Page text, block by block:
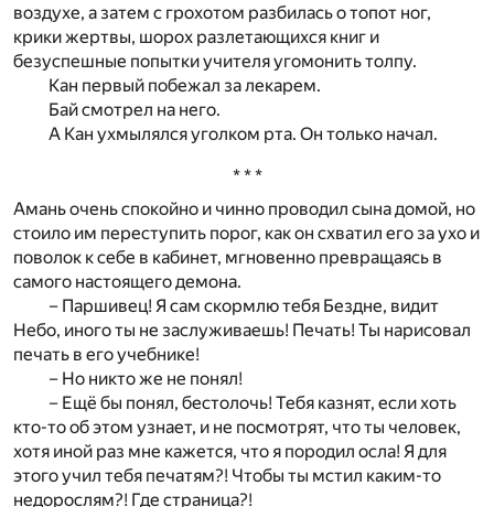
воздухе, а затем с грохотом разбилась о топот ног,
крики жертвы, шорох разлетающихся книг и
безуспешные попытки учителя угомонить толпу.
Кан первый побежал за лекарем.
Бай смотрел на него.
А Кан ухмылялся уголком рта. Он только начал.
* * *
Амань очень спокойно и чинно проводил сына домой, но
стоило им переступить порог, как он схватил его за ухо и
поволок к себе в кабинет, мгновенно превращаясь в
самого настоящего демона.
– Паршивец! Я сам скормлю тебя Бездне, видит
Небо, иного ты не заслуживаешь! Печать! Ты нарисовал
печать в его учебнике!
– Но никто же не понял!
– Ещё бы понял, бестолочь! Тебя казнят, если хоть
кто-то об этом узнает, и не посмотрят, что ты человек,
хотя иной раз мне кажется, что я породил осла! Я для
этого учил тебя печатям?! Чтобы ты мстил каким-то
недорослям?! Где страница?!